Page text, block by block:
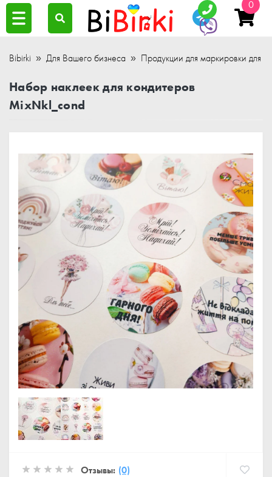
0
Bibirki Для Вашего бизнеса Продукции для маркировки для
Набор наклеек для кондитеров
MixNkl_cond
Отзывы: (0)